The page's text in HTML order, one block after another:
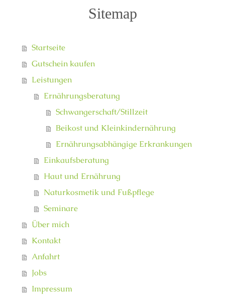
Sitemap
Startseite
Gutschein kaufen
Leistungen
Ernährungsberatung
Schwangerschaft/Stillzeit
Beikost und Kleinkindernährung
Ernährungsabhängige Erkrankungen
Einkaufsberatung
Haut und Ernährung
Naturkosmetik und Fußpflege
Seminare
Über mich
Kontakt
Anfahrt
Jobs
Impressum